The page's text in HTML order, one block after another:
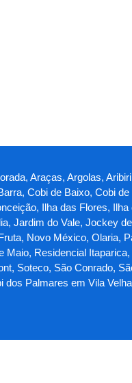
Araças, Argolas,
Cobi de Baixo, Cobi
Ilha das Flores,
Jardim do Vale, Jockey
Novo México, Olaria,
Residencial
Soteco, São Conrado,
dos Palmares em Vila